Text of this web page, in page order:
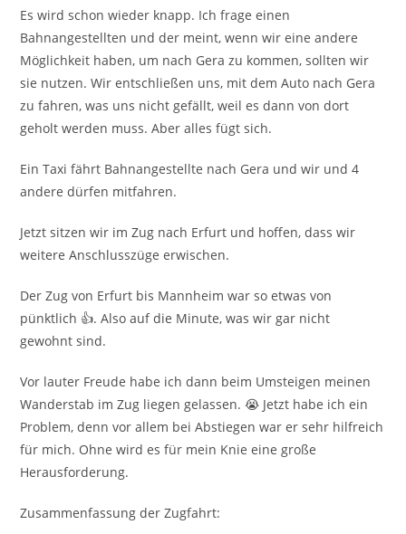
Es wird schon wieder knapp. Ich frage einen
Bahnangestellten und der meint, wenn wir eine andere
Möglichkeit haben, um nach Gera zu kommen, sollten wir
sie nutzen. Wir entschließen uns, mit dem Auto nach Gera
zu fahren, was uns nicht gefällt, weil es dann von dort
geholt werden muss. Aber alles fügt sich.
Ein Taxi fährt Bahnangestellte nach Gera und wir und 4
andere dürfen mitfahren.
Jetzt sitzen wir im Zug nach Erfurt und hoffen, dass wir
weitere Anschlusszüge erwischen.
Der Zug von Erfurt bis Mannheim war so etwas von
pünktlich 👍. Also auf die Minute, was wir gar nicht
gewohnt sind.
Vor lauter Freude habe ich dann beim Umsteigen meinen
Wanderstab im Zug liegen gelassen. 😭 Jetzt habe ich ein
Problem, denn vor allem bei Abstiegen war er sehr hilfreich
für mich. Ohne wird es für mein Knie eine große
Herausforderung.
Zusammenfassung der Zugfahrt: